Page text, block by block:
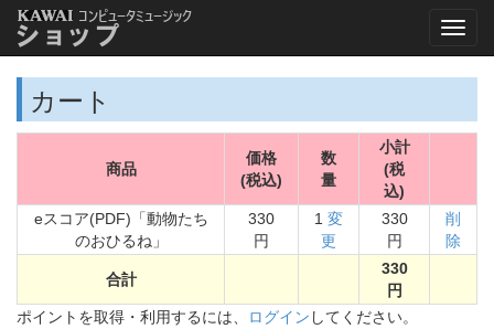
カート
商品
価格
(税込)
数
量
小計
(税
込)
eスコア(PDF)「動物たち
のおひるね」
330
円
1 変
更
330
円
削
除
合計
330
円
ポイントを取得・利用するには、 ログイン してください。